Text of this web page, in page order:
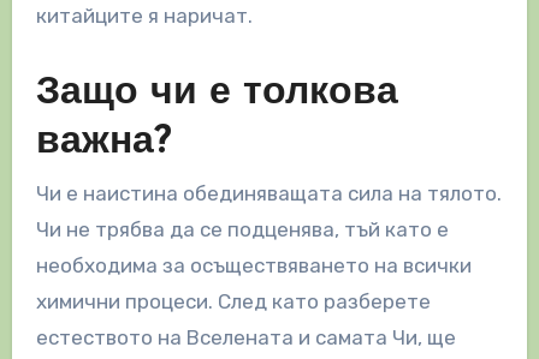
китайците я наричат​​.
Защо чи е толкова
важна?
Чи е наистина обединяващата сила на тялото.
Чи не трябва да се подценява, тъй като е
необходима за осъществяването на всички
химични процеси. След като разберете
естеството на Вселената и самата Чи, ще